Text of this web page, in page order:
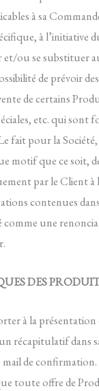
à sa
à l’initiative
ou se substituer
de prévoir
de certains
etc. qui sont
fait pour la
motif que ce soit,
par le Client à
contenues
une
DES
à la
récapitulatif dans
mail de
toute offre de